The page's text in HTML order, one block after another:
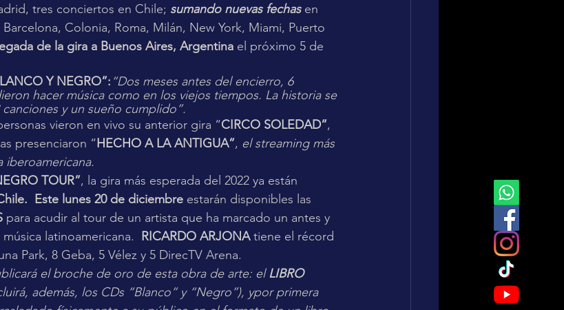
tres conciertos en Chile; sumando nuevas fechas en
Colonia, Roma, Milán, New York, Miami, Puerto
de la gira a Buenos Aires, Argentina el próximo 5 de
Y NEGRO”: “Dos meses antes del encierro, 6
hacer música como en los viejos tiempos. La historia se
y un sueño cumplido”.
vieron en vivo su anterior gira “CIRCO SOLEDAD”,
presenciaron “HECHO A LA ANTIGUA”, el streaming más
iberoamericana.
TOUR”, la gira más esperada del 2022 ya están
Este lunes 20 de diciembre estarán disponibles las
para acudir al tour de un artista que ha marcado un antes y
latinoamericana. RICARDO ARJONA tiene el récord
Park, 8 Geba, 5 Vélez y 5 DirecTV Arena.
el broche de oro de esta obra de arte: el LIBRO
además, los CDs “Blanco” y “Negro”), ypor primera